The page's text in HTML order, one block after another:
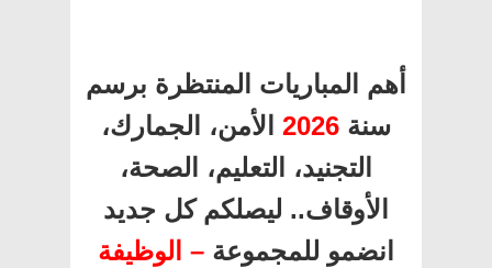
أهم المباريات المنتظرة برسم
سنة 2026 الأمن، الجمارك،
التجنيد، التعليم، الصحة،
الأوقاف.. ليصلكم كل جديد
انضمو للمجموعة – الوظيفة